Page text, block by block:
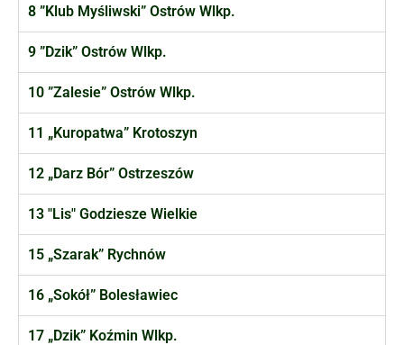
8 ”Klub Myśliwski” Ostrów Wlkp.
9 ”Dzik” Ostrów Wlkp.
10 ”Zalesie” Ostrów Wlkp.
11 „Kuropatwa” Krotoszyn
12 „Darz Bór” Ostrzeszów
13 "Lis" Godziesze Wielkie
15 „Szarak” Rychnów
16 „Sokół” Bolesławiec
17 „Dzik” Koźmin Wlkp.